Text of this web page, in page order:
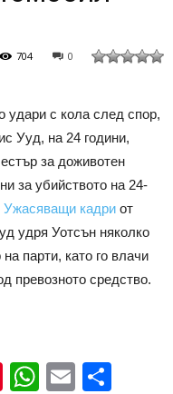
0
704
удари с кола след спор,
Ууд, на 24 години,
за доживотен
за убийството на 24-
Ужасяващи кадри от
удря Уотсън няколко
парти, като го влачи
превозното средство.
Pinterest
WhatsApp
Email